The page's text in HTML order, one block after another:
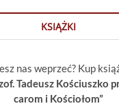
KSIĄŻKI
nas weprzeć? Kup
Tadeusz Kościuszko
carom i Kościołom”